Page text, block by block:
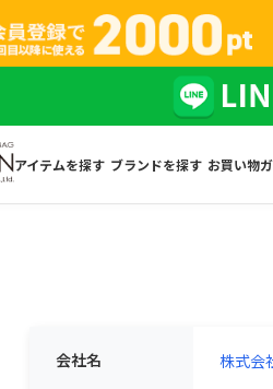
アイテムを探す ブランドを探す お買い物
会社名 株式会